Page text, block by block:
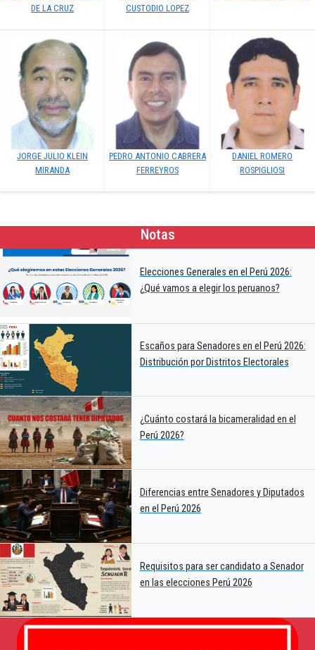
DE LA CRUZ
CUSTODIO LOPEZ
JORGE JULIO KLEIN
MIRANDA
PEDRO ANTONIO CABRERA
FERREYROS
DANIEL ROMERO
ROSPIGLIOSI
Notas
Elecciones Generales en el Perú 2026:
¿Qué vamos a elegir los peruanos?
Escaños para Senadores en el Perú 2026:
Distribución por Distritos Electorales
¿Cuánto costará la bicameralidad en el
Perú 2026?
Diferencias entre Senadores y Diputados
en el Perú 2026
Requisitos para ser candidato a Senador
en las elecciones Perú 2026